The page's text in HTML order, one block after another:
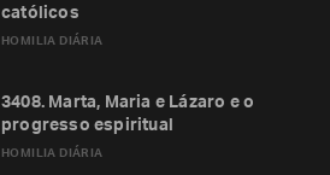
HOMILIA DIÁRIA
católicos
HOMILIA DIÁRIA
3408. Marta, Maria e Lázaro e o
progresso espiritual